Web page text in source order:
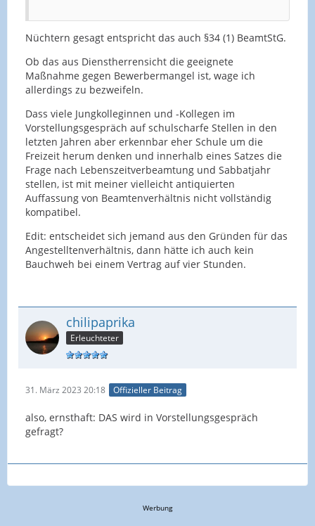
Nüchtern gesagt entspricht das auch §34 (1) BeamtStG.
Ob das aus Dienstherrensicht die geeignete
Maßnahme gegen Bewerbermangel ist, wage ich
allerdings zu bezweifeln.
Dass viele Jungkolleginnen und -Kollegen im
Vorstellungsgespräch auf schulscharfe Stellen in den
letzten Jahren aber erkennbar eher Schule um die
Freizeit herum denken und innerhalb eines Satzes die
Frage nach Lebenszeitverbeamtung und Sabbatjahr
stellen, ist mit meiner vielleicht antiquierten
Auffassung von Beamtenverhältnis nicht vollständig
kompatibel.
Edit: entscheidet sich jemand aus den Gründen für das
Angestelltenverhältnis, dann hätte ich auch kein
Bauchweh bei einem Vertrag auf vier Stunden.
chilipaprika
Erleuchteter
31. März 2023 20:18 Offizieller Beitrag
also, ernsthaft: DAS wird in Vorstellungsgespräch
gefragt?
Werbung